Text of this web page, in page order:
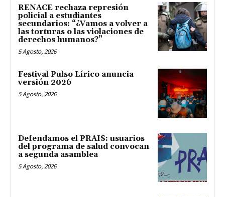
RENACE rechaza represión
policial a estudiantes
secundarios: “¿Vamos a volver a
las torturas o las violaciones de
derechos humanos?”
5 Agosto, 2026
Festival Pulso Lírico anuncia
versión 2026
5 Agosto, 2026
Defendamos el PRAIS: usuarios
del programa de salud convocan
a segunda asamblea
5 Agosto, 2026